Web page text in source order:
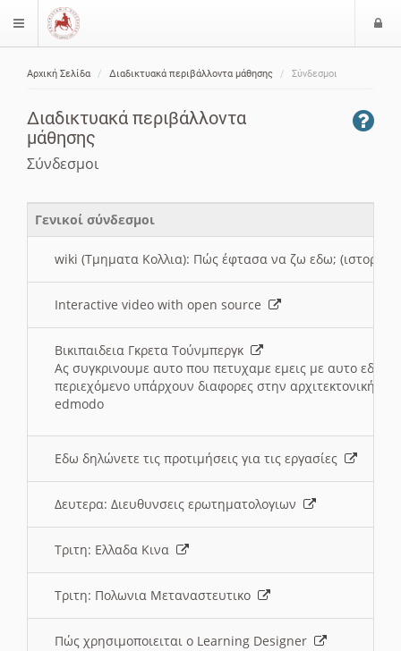
$langMenu
Αρχική Σελίδα Διαδικτυακά περιβάλλοντα μάθησης Σύνδεσμοι
Διαδικτυακά περιβάλλοντα
μάθησης
Σύνδεσμοι
Γενικοί σύνδεσμοι
wiki (Τμηματα Κολλια): Πώς έφτασα να ζω εδω; (ιστορια)
Interactive video with open source
Βικιπαιδεια Γκρετα Τούνμπεργκ
Ας συγκρινουμε αυτο που πετυχαμε εμεις με αυτο εδω
περιεχόμενο υπάρχουν διαφορες στην αρχιτεκτονική
edmodo
Εδω δηλώνετε τις προτιμήσεις για τις εργασίες
Δευτερα: Διευθυνσεις ερωτηματολογιων
Τριτη: Ελλαδα Κινα
Τριτη: Πολωνια Μεταναστευτικο
Πώς χρησιμοποιειται ο Learning Designer